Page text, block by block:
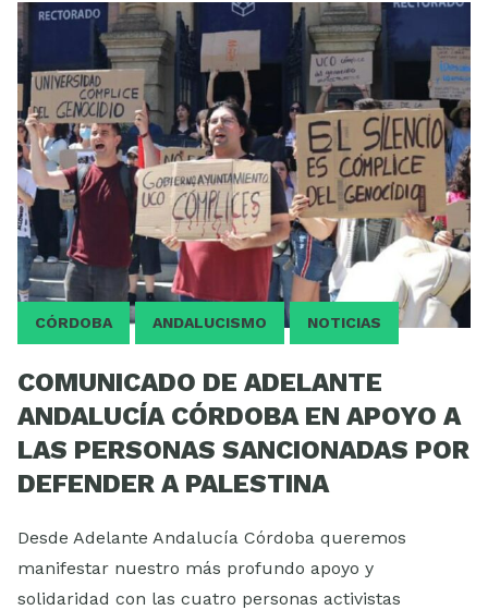
CÓRDOBA ANDALUCISMO NOTICIAS
COMUNICADO DE ADELANTE
ANDALUCÍA CÓRDOBA EN APOYO A
LAS PERSONAS SANCIONADAS POR
DEFENDER A PALESTINA
Desde Adelante Andalucía Córdoba queremos
manifestar nuestro más profundo apoyo y
solidaridad con las cuatro personas activistas